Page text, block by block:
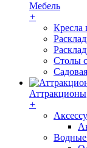
Мебель
+
Кресла
Столы
Аттракционы
+
Водные